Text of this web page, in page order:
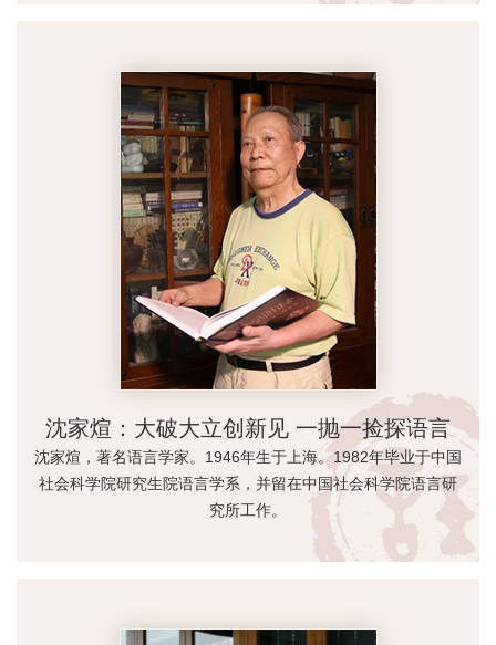
沈家煊：大破大立创新见 一抛一捡探语言
沈家煊，著名语言学家。1946年生于上海。1982年毕业于中国
社会科学院研究生院语言学系，并留在中国社会科学院语言研
究所工作。